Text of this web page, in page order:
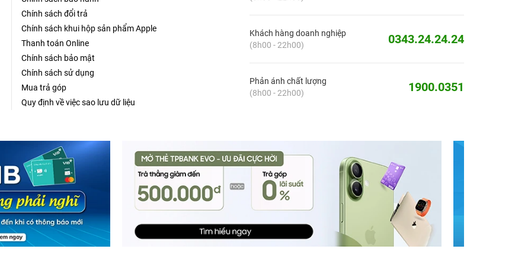
sử dụng cho nhiều thiết bị. Nhờ dung lượng lớn như vậy
chuẩn. chiếc phụ kiện này cho lên đến 3 lần sạc, khoảng
A output tiện dụng giúp sạc cùng lúc 2 thiết bị, rất tiện
Inputs gồm sạc nhanh USB-C và Micro USB giúp người
Chính sách đổi trả
Chính sách khui hộp sản phẩm Apple
Thanh toán Online
Chính sách bảo mật
Chính sách sử dụng
Mua trả góp
Quy định về việc sao lưu dữ liệu
Khách hàng doanh nghiệp
(8h00 - 22h00)
0343.24.24.24
Phản ánh chất lượng
(8h00 - 22h00)
1900.0351